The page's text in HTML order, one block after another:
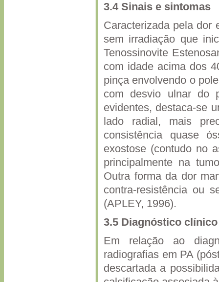
3.4 Sinais e sintomas
Caracterizada pela dor
sem irradiação que
Tenossinovite
com idade acima dos
pinça envolvendo o
com desvio ulnar do
evidentes, destaca-se
lado radial, mais
consistência quase
exostose (contudo no
principalmente na
Outra forma da dor
contra-resistência ou
(APLEY, 1996).
3.5 Diagnóstico clínico
Em relação ao
radiografias em PA
descartada a